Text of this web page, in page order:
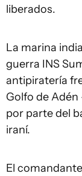
liberados.
La marina
guerra INS
antipiratería
Golfo de
por parte del
iraní.
El